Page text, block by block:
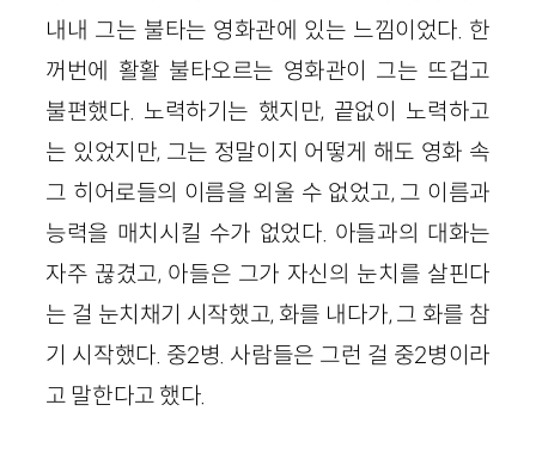
내내 그는 불타는 영화관에 있는 느낌이었다. 한
꺼번에 활활 불타오르는 영화관이 그는 뜨겁고
불편했다. 노력하기는 했지만, 끝없이 노력하고
는 있었지만, 그는 정말이지 어떻게 해도 영화 속
그 히어로들의 이름을 외울 수 없었고, 그 이름과
능력을 매치시킬 수가 없었다. 아들과의 대화는
자주 끊겼고, 아들은 그가 자신의 눈치를 살핀다
는 걸 눈치채기 시작했고, 화를 내다가, 그 화를 참
기 시작했다. 중2병. 사람들은 그런 걸 중2병이라
고 말한다고 했다.